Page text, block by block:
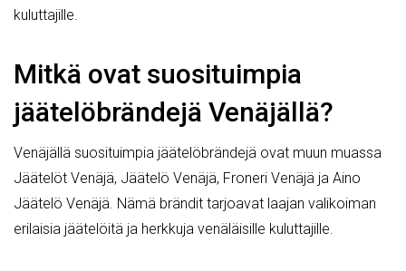
kuluttajille.
Mitkä ovat suosituimpia
jäätelöbrändejä Venäjällä?
Venäjällä suosituimpia jäätelöbrändejä ovat muun muassa
Jäätelöt Venäjä, Jäätelö Venäjä, Froneri Venäjä ja Aino
Jäätelö Venäjä. Nämä brändit tarjoavat laajan valikoiman
erilaisia jäätelöitä ja herkkuja venäläisille kuluttajille.